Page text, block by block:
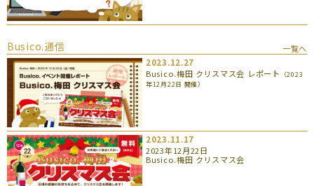
Busico.通信
一覧へ
2023.12.27
Busico.梅田 クリスマス会 レポート
（2023
年12月22日 開催）
2023.11.17
2023年12月22日
Busico.梅田 クリスマス会